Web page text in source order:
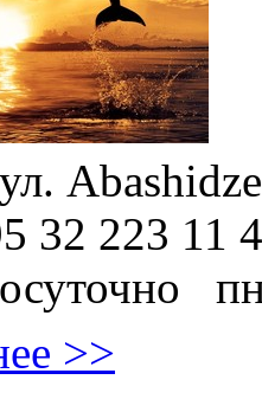
32 223 11
>>